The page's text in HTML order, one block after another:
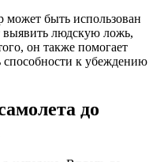
быть использован
выявить людскую ложь,
он также помогает
способности к убеждению
до